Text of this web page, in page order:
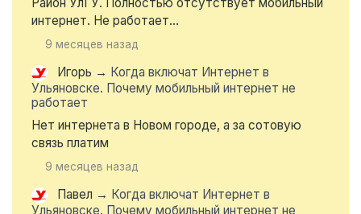
интернет. Не работает...
9 месяцев назад
Игорь → Когда включат Интернет в
Ульяновске. Почему мобильный интернет не
работает
Нет интернета в Новом городе, а за сотовую
связь платим
9 месяцев назад
Павел → Когда включат Интернет в
Ульяновске. Почему мобильный интернет не